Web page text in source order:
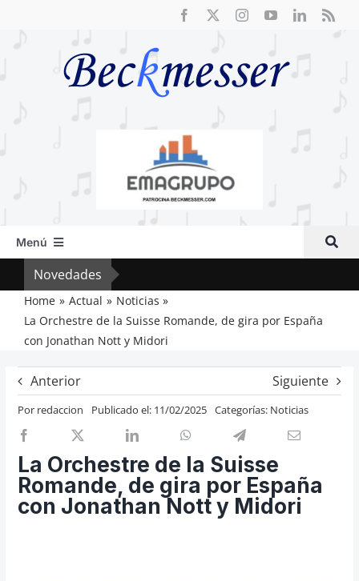
Menú
Inicio
Actual
Artículos
Crítica
Previos de ópera
Entrevistas
Recomendación
Cosas de Beckmesser
Nosotros y privacidad
Buscar:
Novedades
Home Actual
Noticias
La Orchestre de la Suisse Romande, de gira por España
con Jonathan Nott y Midori
Anterior Siguiente
Por redaccion Publicado el: 11/02/2025 Categorías: Noticias
La Orchestre de la Suisse
Romande, de gira por España
con Jonathan Nott y Midori